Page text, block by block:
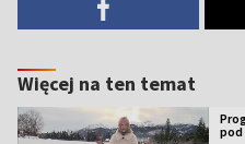
Więcej na ten temat
pod